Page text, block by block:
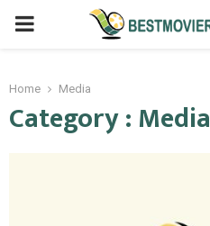
PRIMARY
Home Media
Category : Media